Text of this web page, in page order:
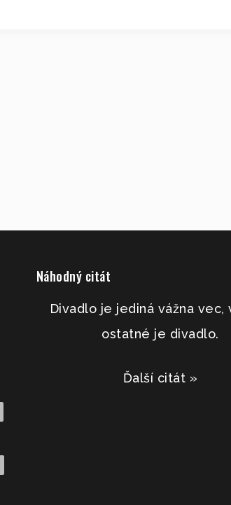
Náhodný citát
Divadlo je jediná vážna vec,
ostatné je divadlo.
Ďalší citát »